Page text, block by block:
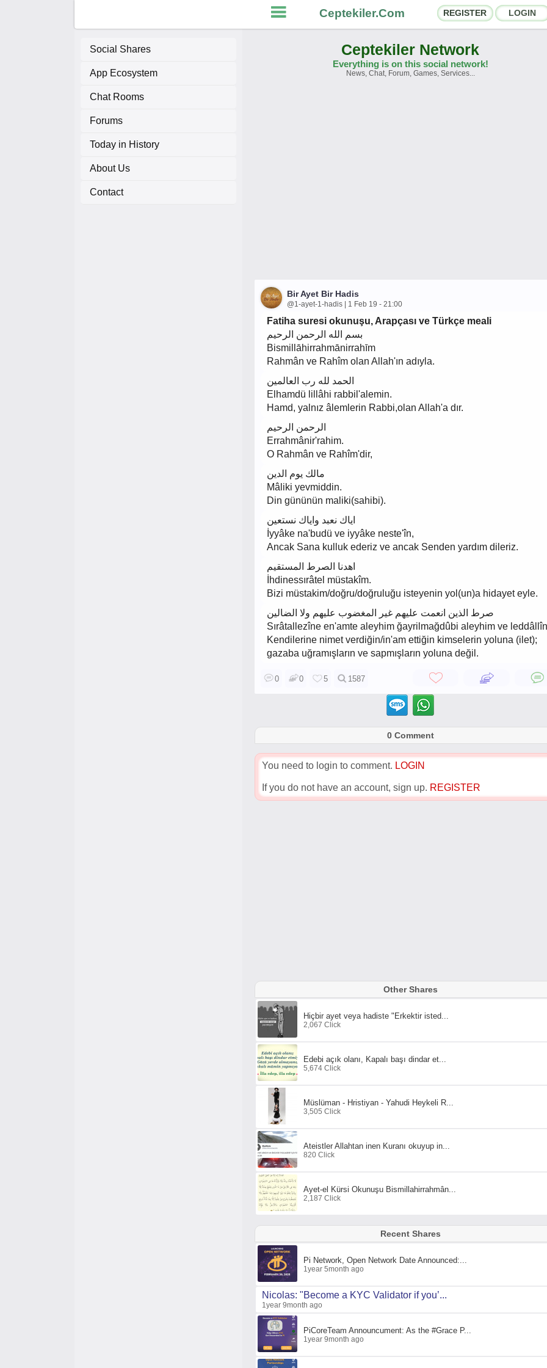
Ceptekiler.Com REGISTER LOGIN
Social Shares
App Ecosystem
Chat Rooms
Forums
Today in History
About Us
Contact
Social Shares
Ceptekiler Network
Everything is on this social network!
News, Chat, Forum, Games, Services...
Bir Ayet Bir Hadis
@1-ayet-1-hadis | 1 Feb 19 - 21:00
Fatiha suresi okunuşu, Arapçası ve Türkçe meali
بسم الله الرحمن الرحيم
Bismillāhirrahmānirrahīm
Rahmân ve Rahîm olan Allah'ın adıyla.
الحمد لله رب العالمين
Elhamdü lillâhi rabbil'alemin.
Hamd, yalnız âlemlerin Rabbi,olan Allah'a dır.
الرحمن الرحيم
Errahmânir'rahim.
O Rahmân ve Rahîm'dir,
مالك يوم الدين
Mâliki yevmiddin.
Din gününün maliki(sahibi).
اياك نعبد واياك نستعين
İyyâke na'budü ve iyyâke neste'în,
Ancak Sana kulluk ederiz ve ancak Senden yardım dileriz.
اهدنا الصرط المستقيم
İhdinessırâtel müstakîm.
Bizi müstakim/doğru/doğruluğu isteyenin yol(un)a hidayet eyle.
صرط الذين انعمت عليهم غير المغضوب عليهم ولا الضالين
Sırâtallezîne en'amte aleyhim ğayrilmağdûbi aleyhim ve
Kendilerine nimet verdiğin/in'am ettiğin kimselerin yoluna (ilet);
gazaba uğramışların ve sapmışların yoluna değil.
0 0 5 1587
0 Comment
You need to login to comment. LOGIN
If you do not have an account, sign up. REGISTER
Other Shares
Hiçbir ayet veya hadiste "Erkektir isted...
2,067 Click
Edebi açık olanı, Kapalı başı dindar et...
5,674 Click
Müslüman - Hristiyan - Yahudi Heykeli R...
3,505 Click
Ateistler Allahtan inen Kuranı okuyup in...
820 Click
Ayet-el Kürsi Okunuşu Bismillahirrahmân...
2,187 Click
Recent Shares
Pi Network, Open Network Date Announced:...
1year 5month ago
Nicolas: "Become a KYC Validator if you’...
1year 9month ago
PiCoreTeam Announcument: As the #Grace P...
1year 9month ago